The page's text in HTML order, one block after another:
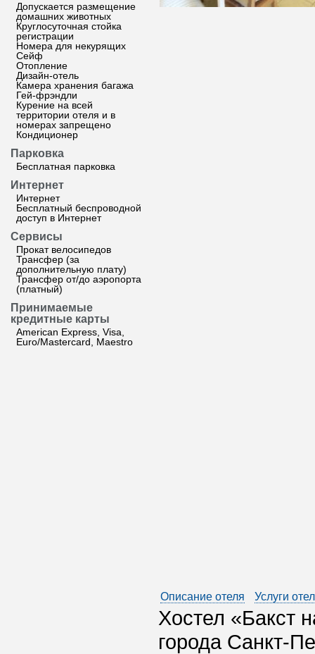
Допускается размещение
домашних животных
Круглосуточная стойка
регистрации
Номера для некурящих
Сейф
Отопление
Дизайн-отель
Камера хранения багажа
Гей-фрэндли
Курение на всей
территории отеля и в
номерах запрещено
Кондиционер
Парковка
Бесплатная парковка
Интернет
Интернет
Бесплатный беспроводной
доступ в Интернет
Сервисы
Прокат велосипедов
Трансфер (за
дополнительную плату)
Трансфер от/до аэропорта
(платный)
Принимаемые
кредитные карты
American Express, Visa,
Euro/Mastercard, Maestro
Описание отеля Услуги
Хостел «Бакст
города Санкт-